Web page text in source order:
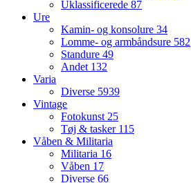
Uklassificerede 87
Ure
Kamin- og konsolure 34
Lomme- og armbåndsure 582
Standure 49
Andet 132
Varia
Diverse 5939
Vintage
Fotokunst25
Tøj & tasker 115
Våben & Militaria
Militaria 16
Våben 17
Diverse 66